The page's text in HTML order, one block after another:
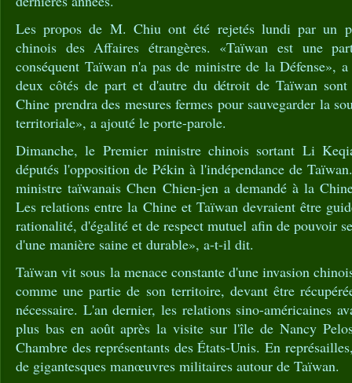
Les propos de M. Chiu ont été rejetés lundi par un
chinois des Affaires étrangères. «Taïwan est une
conséquent Taïwan n'a pas de ministre de la Défense»,
deux côtés de part et d'autre du détroit de Taïwan
Chine prendra des mesures fermes pour sauvegarder la
territoriale», a ajouté le porte-parole.
Dimanche, le Premier ministre chinois sortant Li
députés l'opposition de Pékin à l'indépendance de
ministre taïwanais Chen Chien-jen a demandé à la
Les relations entre la Chine et Taïwan devraient être
rationalité, d'égalité et de respect mutuel afin de pouvoir
d'une manière saine et durable», a-t-il dit.
Taïwan vit sous la menace constante d'une invasion
comme une partie de son territoire, devant être
nécessaire. L'an dernier, les relations sino-américaines
plus bas en août après la visite sur l'île de Nancy
Chambre des représentants des États-Unis. En
de gigantesques manœuvres militaires autour de Taïwan.